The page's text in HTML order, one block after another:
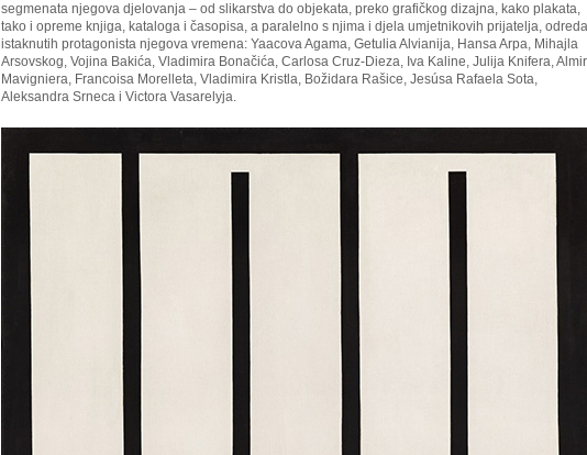
segmenata njegova djelovanja – od slikarstva do objekata, preko grafičkog dizajna, kako plakata,
tako i opreme knjiga, kataloga i časopisa, a paralelno s njima i djela umjetnikovih prijatelja, odreda
istaknutih protagonista njegova vremena: Yaacova Agama, Getulia Alvianija, Hansa Arpa, Mihajla
Arsovskog, Vojina Bakića, Vladimira Bonačića, Carlosa Cruz-Dieza, Iva Kaline, Julija Knifera,
Mavigniera, Francoisa Morelleta, Vladimira Kristla, Božidara Rašice, Jesúsa Rafaela Sota,
Aleksandra Srneca i Victora Vasarelyja.